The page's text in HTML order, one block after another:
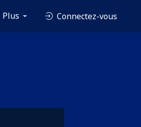
Plus Connectez-vous